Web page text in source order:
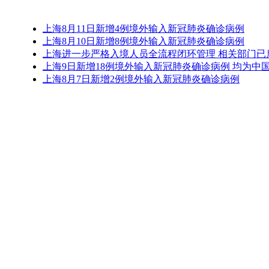
上海8月11日新增4例境外输入新冠肺炎确诊病例
上海8月10日新增8例境外输入新冠肺炎确诊病例
上海进一步严格入境人员全流程闭环管理 相关部门已
上海9日新增18例境外输入新冠肺炎确诊病例 均为中
上海8月7日新增2例境外输入新冠肺炎确诊病例